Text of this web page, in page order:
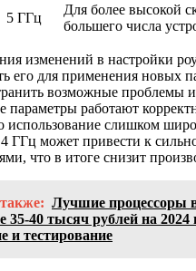
5 ГГц
Для более высокой
большего числа
изменений в настройки
его для применения новых
возможные проблемы и
параметры работают
использование слишком
ГГц может привести к
что в итоге снизит
Лучшие процессоры
35-40 тысяч рублей на
и тестирование